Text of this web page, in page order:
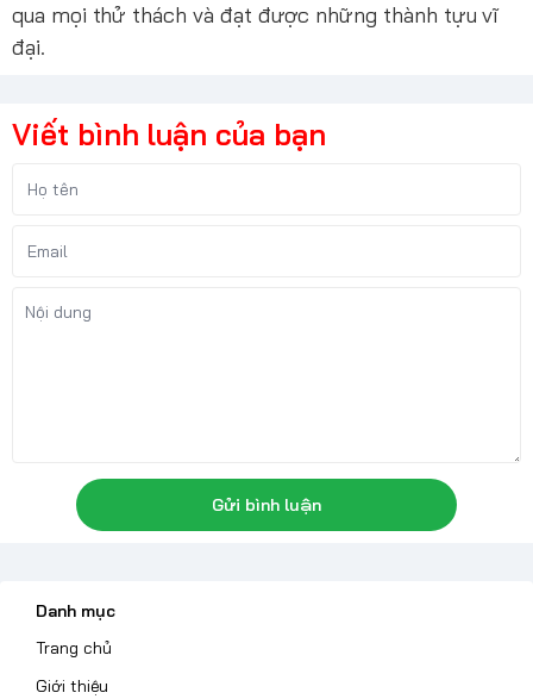
qua mọi thử thách và đạt được những thành tựu vĩ
đại.
Viết bình luận của bạn
Gửi bình luận
Danh mục
Trang chủ
Giới thiệu